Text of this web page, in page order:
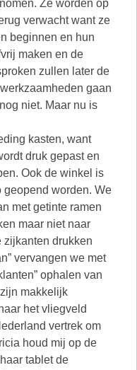
Ze worden op
verwacht want ze
beginnen en hun
maken en de
zullen later de
gaan
niet. Maar nu is
kasten, want
druk gepast en
Ook de winkel is
worden. We
met getinte ramen
maar niet naar
zijkanten drukken
vervangen we met
ophalen van
makkelijk
het vliegveld
vertrek om
houd mij op de
tablet de